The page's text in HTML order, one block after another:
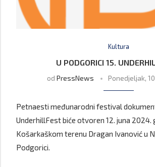
Kultura
U PODGORICI 15.
od PressNews Ponedjeljak,
Petnaesti međunarodni festival
UnderhillFest biće otvoren 12. juna 2024.
Košarkaškom terenu Dragan Ivanović u
Podgorici.